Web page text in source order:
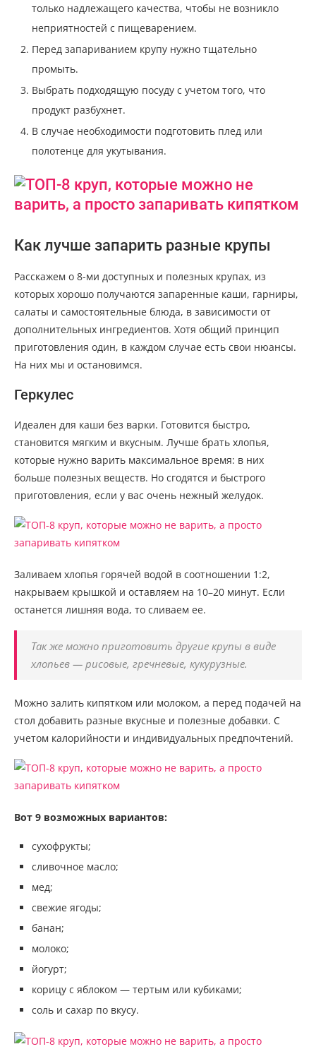
только надлежащего качества, чтобы не возникло
неприятностей с пищеварением.
Перед запариванием крупу нужно тщательно
промыть.
Выбрать подходящую посуду с учетом того, что
продукт разбухнет.
В случае необходимости подготовить плед или
полотенце для укутывания.
Как лучше запарить разные крупы
Расскажем о 8-ми доступных и полезных крупах, из
которых хорошо получаются запаренные каши, гарниры,
салаты и самостоятельные блюда, в зависимости от
дополнительных ингредиентов. Хотя общий принцип
приготовления один, в каждом случае есть свои нюансы.
На них мы и остановимся.
Геркулес
Идеален для каши без варки. Готовится быстро,
становится мягким и вкусным. Лучше брать хлопья,
которые нужно варить максимальное время: в них
больше полезных веществ. Но сгодятся и быстрого
приготовления, если у вас очень нежный желудок.
Заливаем хлопья горячей водой в соотношении 1:2,
накрываем крышкой и оставляем на 10–20 минут. Если
останется лишняя вода, то сливаем ее.
Так же можно приготовить другие крупы в виде
хлопьев — рисовые, гречневые, кукурузные.
Можно залить кипятком или молоком, а перед подачей на
стол добавить разные вкусные и полезные добавки. С
учетом калорийности и индивидуальных предпочтений.
Вот 9 возможных вариантов:
сухофрукты;
сливочное масло;
мед;
свежие ягоды;
банан;
молоко;
йогурт;
корицу с яблоком — тертым или кубиками;
соль и сахар по вкусу.